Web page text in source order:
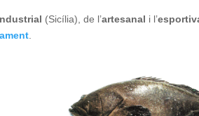
(Sicília), de l’artesanal i l’
.